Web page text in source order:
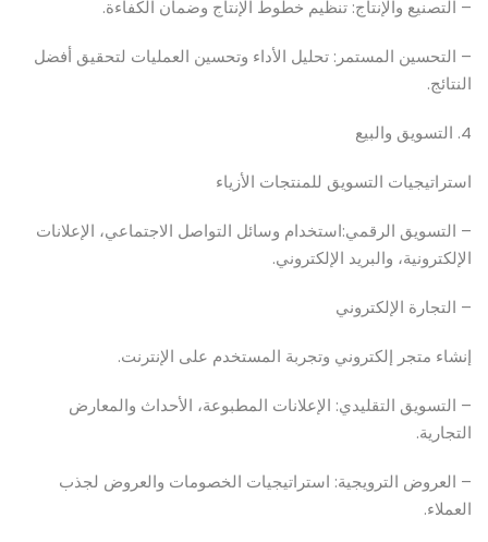
– التصنيع والإنتاج: تنظيم خطوط الإنتاج وضمان الكفاءة.
– التحسين المستمر: تحليل الأداء وتحسين العمليات لتحقيق أفضل
النتائج.
4. التسويق والبيع
استراتيجيات التسويق للمنتجات الأزياء
– التسويق الرقمي:استخدام وسائل التواصل الاجتماعي، الإعلانات
الإلكترونية، والبريد الإلكتروني.
– التجارة الإلكتروني
إنشاء متجر إلكتروني وتجربة المستخدم على الإنترنت.
– التسويق التقليدي: الإعلانات المطبوعة، الأحداث والمعارض
التجارية.
– العروض الترويجية: استراتيجيات الخصومات والعروض لجذب
العملاء.